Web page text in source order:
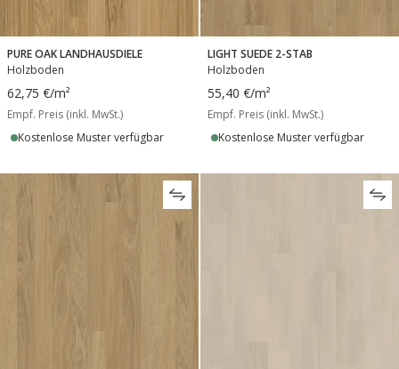
PURE OAK LANDHAUSDIELE
Holzboden
62,75 €/m²
Empf. Preis (inkl. MwSt.)
Kostenlose Muster verfügbar
LIGHT SUEDE 2-STAB
Holzboden
55,40 €/m²
Empf. Preis (inkl. MwSt.)
Kostenlose Muster verfügbar